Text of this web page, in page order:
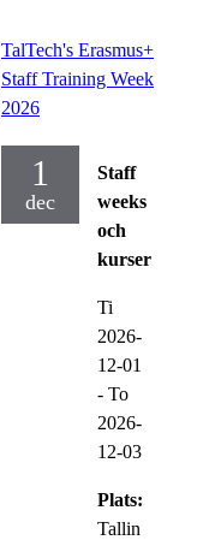
TalTech's Erasmus+
Staff Training Week
2026
1
dec
Staff
weeks
och
kurser
Ti
2026-
12-01
- To
2026-
12-03
Plats:
Tallin